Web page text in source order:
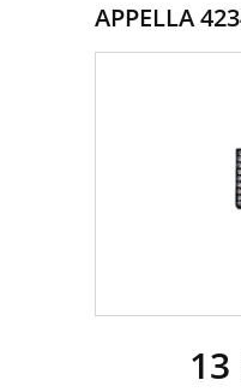
APPELLA
13